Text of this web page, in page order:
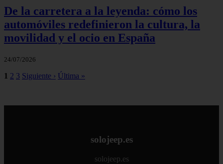
De la carretera a la leyenda: cómo los
automóviles redefinieron la cultura, la
movilidad y el ocio en España
24/07/2026
1 2 3 Siguiente › Última »
solojeep.es
solojeep.es